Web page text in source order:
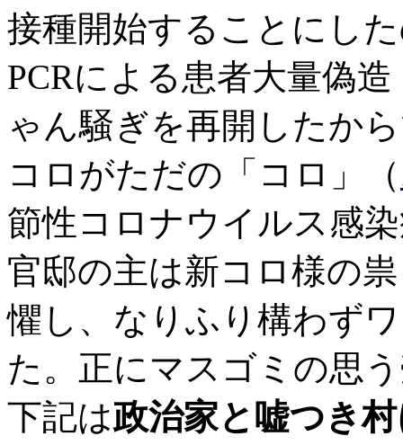
接種開始することにし
PCRによる患者大量偽
ゃん騒ぎを再開したか
コロがただの「コロ」（
節性コロナウイルス感
官邸の主は新コロ様の
懼し、なりふり構わず
た。正にマスゴミの思
下記は政治家と嘘つき